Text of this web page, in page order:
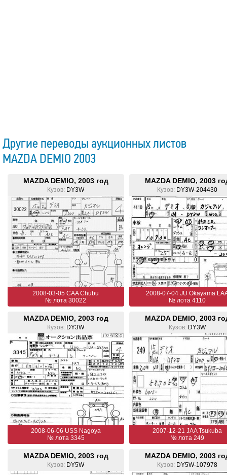
Другие переводы аукционных листов
MAZDA DEMIO 2003
MAZDA DEMIO, 2003 год
Кузов: DY3W
2008-03-05 CAA Chubu
№ лота 30022
MAZDA DEMIO, 2003
Кузов: DY3W-204430
2008-07-04 JU Okayama
№ лота 4110
MAZDA DEMIO, 2003 год
Кузов: DY3W
2008-06-06 USS Nagoya
№ лота 3345
MAZDA DEMIO, 2003
Кузов: DY3W
2007-12-21 JAA Tsukuba
№ лота 249
MAZDA DEMIO, 2003 год
Кузов: DY5W
MAZDA DEMIO, 2003
Кузов: DY5W-107978